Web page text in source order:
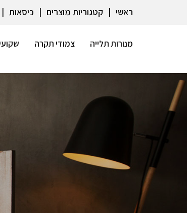
ראשי קטגוריות מוצרים כיסאות
מנורות תלייה צמודי תקרה